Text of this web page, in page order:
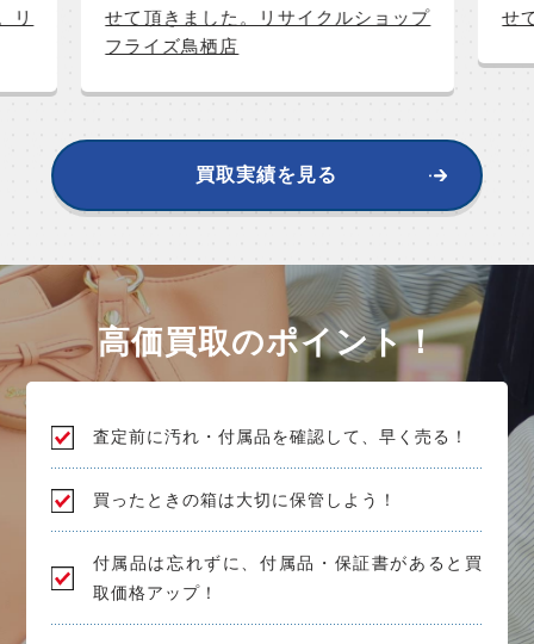
リ
せて頂きました。リサイクルショップ
フライズ鳥栖店
せ
買取実績を見る
高価買取のポイント！
査定前に汚れ・付属品を確認して、早く売る！
買ったときの箱は大切に保管しよう！
付属品は忘れずに、付属品・保証書があると買
取価格アップ！